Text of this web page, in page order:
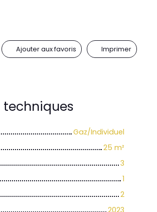
Ajouter aux favoris Imprimer
techniques
Gaz/Individuel
25 m²
3
1
2